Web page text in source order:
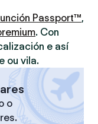
Passport™,
. Con
e así
ou vila.
o